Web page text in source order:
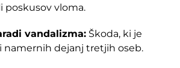
poskusov vloma.
vandalizma: Škoda, ki je
namernih dejanj tretjih oseb.